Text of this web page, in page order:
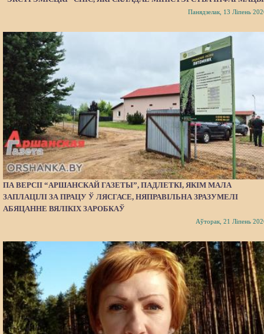
Панядзелак, 13 Ліпень
ПА ВЕРСІІ “АРШАНСКАЙ ГАЗЕТЫ”, ПАДЛЕТКІ, ЯКІМ МАЛА
ЗАПЛАЦІЛІ ЗА ПРАЦУ Ў ЛЯСГАСЕ, НЯПРАВІЛЬНА ЗРАЗУМЕЛІ
АБЯЦАННЕ ВЯЛІКІХ ЗАРОБКАЎ
Аўторак, 21 Ліпень